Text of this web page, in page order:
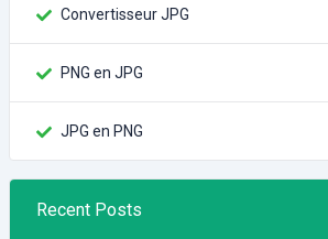
Convertisseur JPG
PNG en JPG
JPG en PNG
Recent Posts